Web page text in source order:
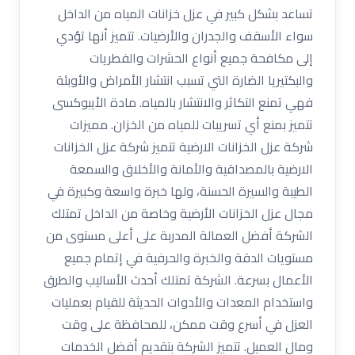
تساعد بشكل كبير في عزل خزانات المياه من الداخل
سواء الأسقف والجدران والأرضيات. تتميز أنها تؤدي
إلى مكافحة جميع أنواع الحشرات والفطريات
والبكتيريا الضارة التي تسبب انتشار الأمراض والأوبئة
فهي تمنع التكاثر والانتشار بالمياه. مادة الأيبوكسى
تتميز بمنع أي تسريبات للمياه من الخزان. مميزات
شركة عزل الخزانات الارضية تتميز شركة عزل الخزانات
الارضية بالمصداقية والأمانة والأخلاق والسمعة
الطيبة والسيرة الحسنة، ولها خبرة واسعة وكبيرة في
مجال عزل الخزانات الأرضية وخاصة من الداخل تمتلك
الشركة أفضل العمالة المدربة على أعلى مستوى من
مستويات الدقة والخبرة والحرفية في إتمام جميع
الأعمال بسرعة. الشركة تمتلك أحدث الأساليب والطرق
واستخدام المعدات والأدوات الحديثة للقيام بعمليات
العزل في أسرع وقت ممكن، للمحافظة على وقت
ومال العميل. تتميز الشركة بتقديم أفضل الخدمات